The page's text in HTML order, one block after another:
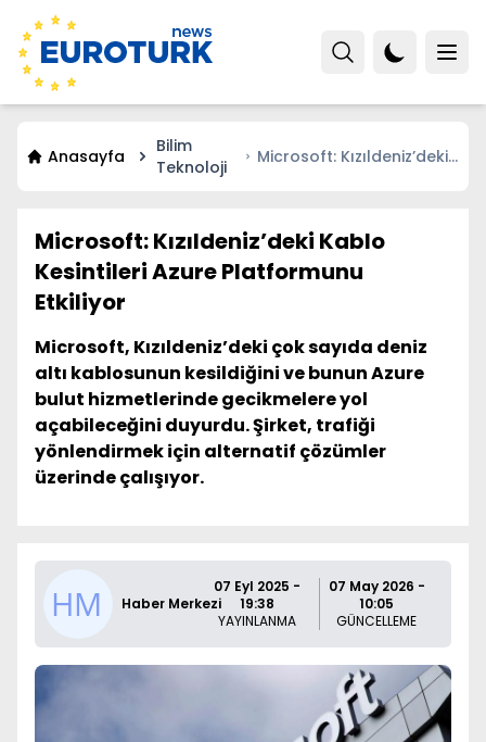
Anasayfa
Bilim
Teknoloji
Microsoft: Kızıldeniz’deki
Microsoft: Kızıldeniz’deki Kablo
Kesintileri Azure Platformunu
Etkiliyor
Microsoft, Kızıldeniz’deki çok sayıda deniz
altı kablosunun kesildiğini ve bunun Azure
bulut hizmetlerinde gecikmelere yol
açabileceğini duyurdu. Şirket, trafiği
yönlendirmek için alternatif çözümler
üzerinde çalışıyor.
Haber Merkezi
07 Eyl 2025 -
19:38
YAYINLANMA
07 May 2026 -
10:05
GÜNCELLEME